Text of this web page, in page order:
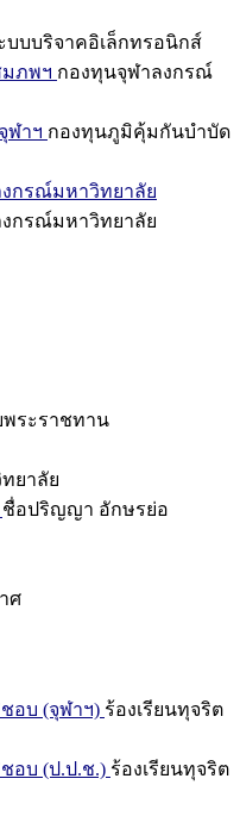
บบบริจาคอิเล็กทรอนิกส์
ภพฯ กองทุนจุฬาลงกรณ์
ฬาฯ กองทุนภูมิคุ้มกันบำบัด
งกรณ์มหาวิทยาลัย
งกรณ์มหาวิทยาลัย
พระราชทาน
ยาลัย
ชื่อปริญญา อักษรย่อ
ศ
อบ (จุฬาฯ) ร้องเรียนทุจริต
อบ (ป.ป.ช.) ร้องเรียนทุจริต